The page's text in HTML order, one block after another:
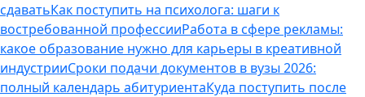
сдаватьКак поступить на психолога: шаги к
востребованной профессииРабота в сфере рекламы:
какое образование нужно для карьеры в креативной
индустрииСроки подачи документов в вузы 2026:
полный календарь абитуриентаКуда поступить после